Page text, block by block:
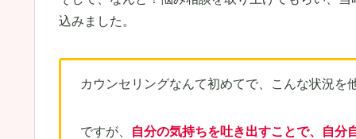
込みました。
カウンセリングなんて初めてで、こんな状況
ですが、
自分の気持ちを吐き出すことで、自分